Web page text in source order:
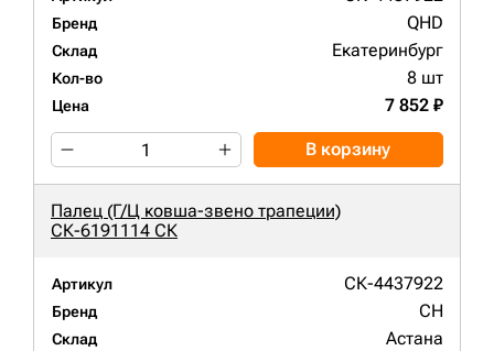
Бренд QHD
Склад Екатеринбург
Кол-во 8 шт
Цена 7 852 ₽
В корзину
Палец (Г/Ц ковша-звено трапеции)
СК-6191114 СК
Артикул СК-4437922
Бренд CH
Склад Астана